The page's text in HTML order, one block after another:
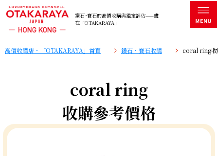
鑽石･寶石的高價收購與鑑定評估——盡
在「OTAKARAYA」
高價收購店・「OTAKARAYA」首頁 鑽石・寶石收購 coral ring收
coral ring
收購參考價格